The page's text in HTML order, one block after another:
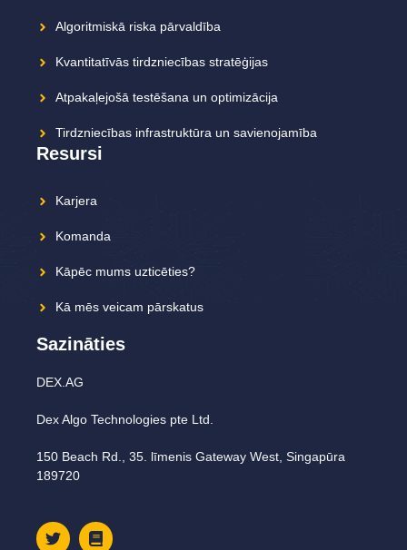
Algoritmiskā riska pārvaldība
Kvantitatīvās tirdzniecības stratēģijas
Atpakaļejošā testēšana un optimizācija
Tirdzniecības infrastruktūra un savienojamība
Resursi
Karjera
Komanda
Kāpēc mums uzticēties?
Kā mēs veicam pārskatus
Sazināties
DEX.AG
Dex Algo Technologies pte Ltd.
150 Beach Rd., 35. līmenis Gateway West, Singapūra
189720